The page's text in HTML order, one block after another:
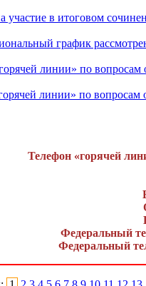
участие в итоговом
график
линии» по
линии» по
Телефон «горячей
Федеральный
Федеральный